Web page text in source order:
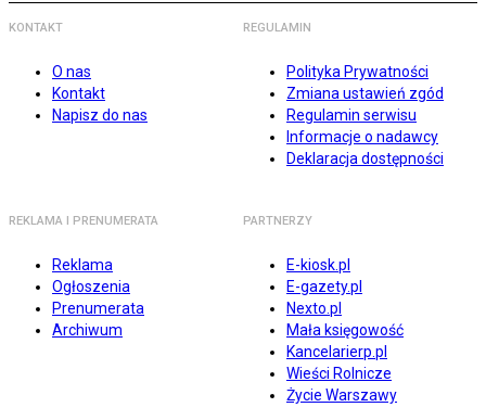
KONTAKT
O nas
Kontakt
Napisz do nas
REGULAMIN
Polityka Prywatności
Zmiana ustawień zgód
Regulamin serwisu
Informacje o nadawcy
Deklaracja dostępności
REKLAMA I PRENUMERATA
Reklama
Ogłoszenia
Prenumerata
Archiwum
PARTNERZY
E-kiosk.pl
E-gazety.pl
Nexto.pl
Mała księgowość
Kancelarierp.pl
Wieści Rolnicze
Życie Warszawy